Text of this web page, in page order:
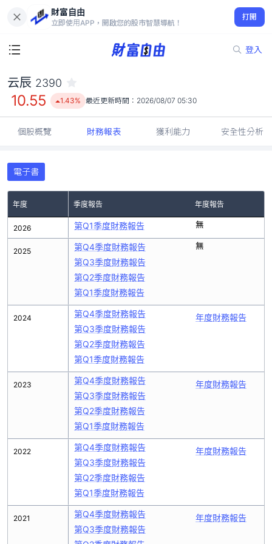
財富自由
立即使用APP，開啟您的股市智慧導航！
打開
登入
10.55
1.43%
云辰 2390
10.55 1.43% 最近更新時間： 2026/08/07 05:30
個股概覽 財務報表 獲利能力 安全性分析
電子書
年度 季度報告 年度報告
2026
2025
2024
2023
2022
2021
第Q1季度財務報告 無
第Q4季度財務報告
第Q3季度財務報告
第Q2季度財務報告
第Q1季度財務報告
無
第Q4季度財務報告
第Q3季度財務報告
第Q2季度財務報告
第Q1季度財務報告
年度財務報告
第Q4季度財務報告
第Q3季度財務報告
第Q2季度財務報告
第Q1季度財務報告
年度財務報告
第Q4季度財務報告
第Q3季度財務報告
第Q2季度財務報告
第Q1季度財務報告
年度財務報告
第Q4季度財務報告
第Q3季度財務報告
年度財務報告